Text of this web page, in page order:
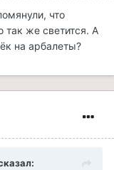
что
так же светится. А
на арбалеты?